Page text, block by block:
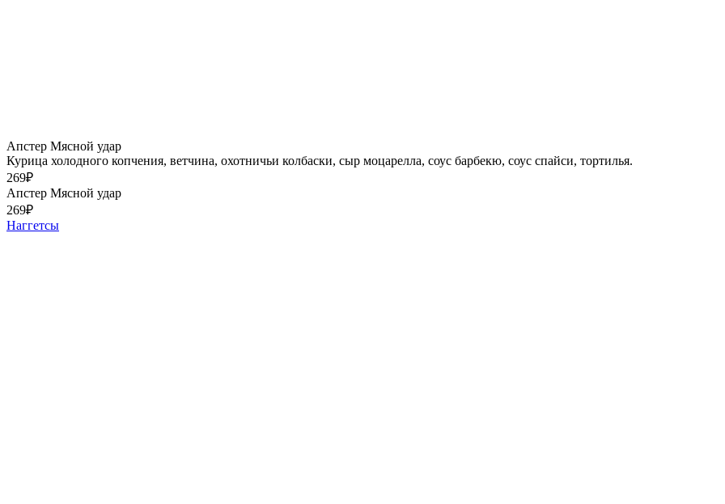
Апстер Мясной удар
Курица холодного копчения, ветчина, охотничьи колбаски, сыр моцарелла, соус барбекю, соус спайси, тортилья.
269₽
Апстер Мясной удар
269₽
Наггетсы